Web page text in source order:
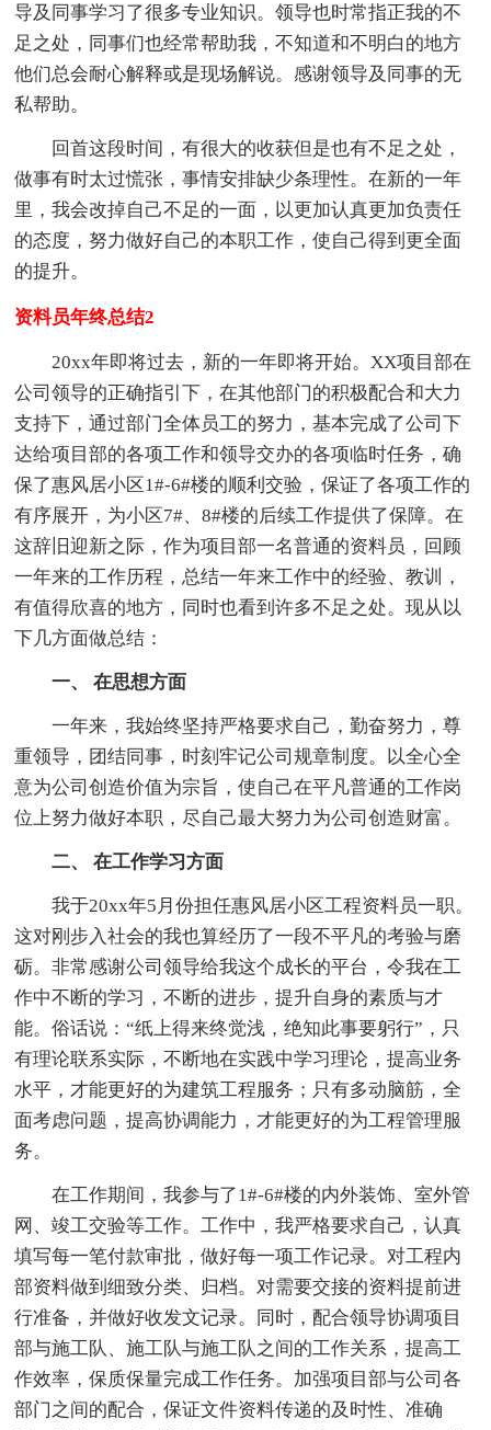
导及同事学习了很多专业知识。领导也时常指正我的不
足之处，同事们也经常帮助我，不知道和不明白的地方
他们总会耐心解释或是现场解说。感谢领导及同事的无
私帮助。
回首这段时间，有很大的收获但是也有不足之处，
做事有时太过慌张，事情安排缺少条理性。在新的一年
里，我会改掉自己不足的一面，以更加认真更加负责任
的态度，努力做好自己的本职工作，使自己得到更全面
的提升。
资料员年终总结2
20xx年即将过去，新的一年即将开始。XX项目部在
公司领导的正确指引下，在其他部门的积极配合和大力
支持下，通过部门全体员工的努力，基本完成了公司下
达给项目部的各项工作和领导交办的各项临时任务，确
保了惠风居小区1#-6#楼的顺利交验，保证了各项工作的
有序展开，为小区7#、8#楼的后续工作提供了保障。在
这辞旧迎新之际，作为项目部一名普通的资料员，回顾
一年来的工作历程，总结一年来工作中的经验、教训，
有值得欣喜的地方，同时也看到许多不足之处。现从以
下几方面做总结：
一、 在思想方面
一年来，我始终坚持严格要求自己，勤奋努力，尊
重领导，团结同事，时刻牢记公司规章制度。以全心全
意为公司创造价值为宗旨，使自己在平凡普通的工作岗
位上努力做好本职，尽自己最大努力为公司创造财富。
二、 在工作学习方面
我于20xx年5月份担任惠风居小区工程资料员一职。
这对刚步入社会的我也算经历了一段不平凡的考验与磨
砺。非常感谢公司领导给我这个成长的平台，令我在工
作中不断的学习，不断的进步，提升自身的素质与才
能。俗话说：“纸上得来终觉浅，绝知此事要躬行”，只
有理论联系实际，不断地在实践中学习理论，提高业务
水平，才能更好的为建筑工程服务；只有多动脑筋，全
面考虑问题，提高协调能力，才能更好的为工程管理服
务。
在工作期间，我参与了1#-6#楼的内外装饰、室外管
网、竣工交验等工作。工作中，我严格要求自己，认真
填写每一笔付款审批，做好每一项工作记录。对工程内
部资料做到细致分类、归档。对需要交接的资料提前进
行准备，并做好收发文记录。同时，配合领导协调项目
部与施工队、施工队与施工队之间的工作关系，提高工
作效率，保质保量完成工作任务。加强项目部与公司各
部门之间的配合，保证文件资料传递的及时性、准确